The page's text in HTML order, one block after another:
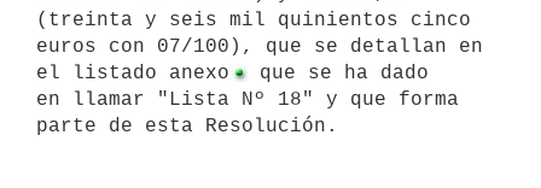
(treinta y seis mil quinientos cinco
euros con 07/100), que se detallan en
el listado anexo
que se ha dado
en llamar "Lista Nº 18" y que forma
parte de esta Resolución.